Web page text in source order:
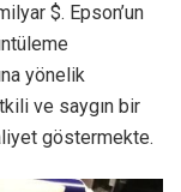
$. Epson’un
yönelik
ve saygın bir
göstermekte.